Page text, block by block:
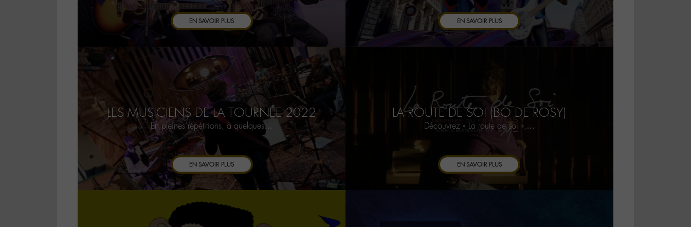
EN SAVOIR PLUS EN SAVOIR PLUS
LES MUSICIENS DE LA TOURNÉE 2022
En pleines répétitions, à quelques…
EN SAVOIR PLUS
LA ROUTE DE SOI (BO DE ROSY)
Découvrez « La route de soi »,…
EN SAVOIR PLUS